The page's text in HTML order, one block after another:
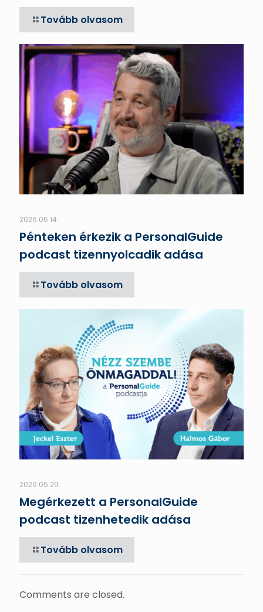
Tovább olvasom
2026.06.14.
Pénteken érkezik a PersonalGuide
podcast tizennyolcadik adása
Tovább olvasom
2026.05.29.
Megérkezett a PersonalGuide
podcast tizenhetedik adása
Tovább olvasom
Comments are closed.